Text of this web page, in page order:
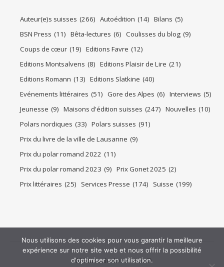
Auteur(e)s suisses (266) Autoédition (14) Bilans (5)
BSN Press (11) Bêta-lectures (6) Coulisses du blog (9)
Coups de cœur (19) Editions Favre (12)
Editions Montsalvens (8) Editions Plaisir de Lire (21)
Editions Romann (13) Editions Slatkine (40)
Evénements littéraires (51) Gore des Alpes (6) Interviews (5)
Jeunesse (9) Maisons d'édition suisses (247) Nouvelles (10)
Polars nordiques (33) Polars suisses (91)
Prix du livre de la ville de Lausanne (9)
Prix du polar romand 2022 (11)
Prix du polar romand 2023 (9) Prix Gonet 2025 (2)
Prix littéraires (25) Services Presse (174) Suisse (199)
2026 tasouleslivres.com ©
Nous utilisons des cookies pour vous garantir la meilleure
expérience sur notre site web et nous offrir la possibilité
d'optimiser son utilisation.